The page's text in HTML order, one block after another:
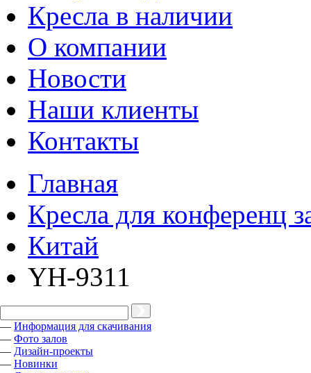
Кресла в наличии
О компании
Новости
Наши клиенты
Контакты
Главная
Кресла для конференц
Китай
YH-9311
— Информация для скачивания
— Фото залов
— Дизайн-проекты
— Новинки